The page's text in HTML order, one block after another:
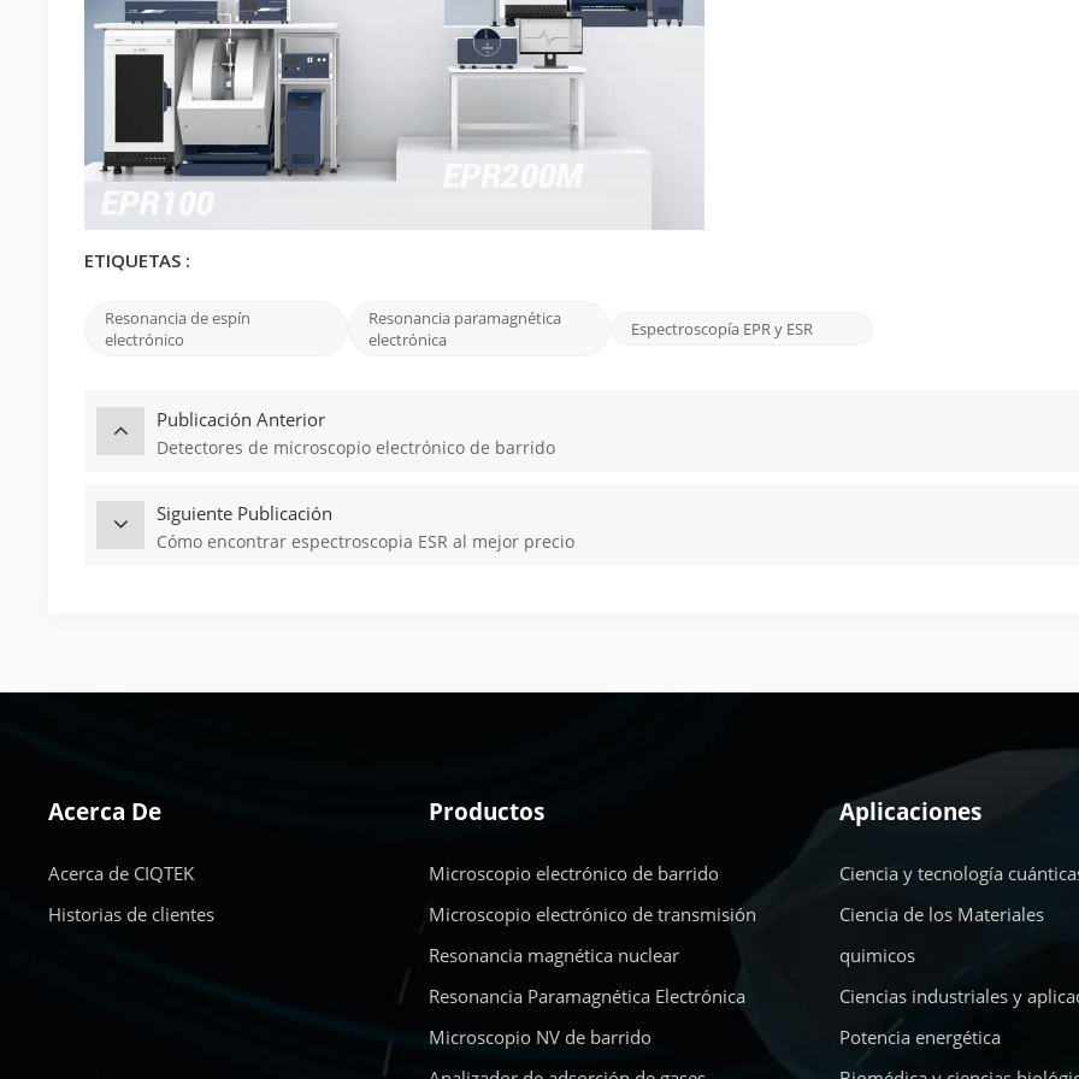
ETIQUETAS :
Resonancia de espín
electrónico
Resonancia paramagnética
electrónica
Espectroscopía EPR y ESR
Publicación Anterior
Detectores de microscopio electrónico de barrido
Siguiente Publicación
Cómo encontrar espectroscopia ESR al mejor precio
Acerca De
Acerca de CIQTEK
Historias de clientes
Productos
Microscopio electrónico de barrido
Microscopio electrónico de transmisión
Resonancia magnética nuclear
Resonancia Paramagnética Electrónica
Microscopio NV de barrido
Aplicaciones
Ciencia y tecnología
Ciencia de los Materiales
quimicos
Ciencias industriales y
Potencia energética